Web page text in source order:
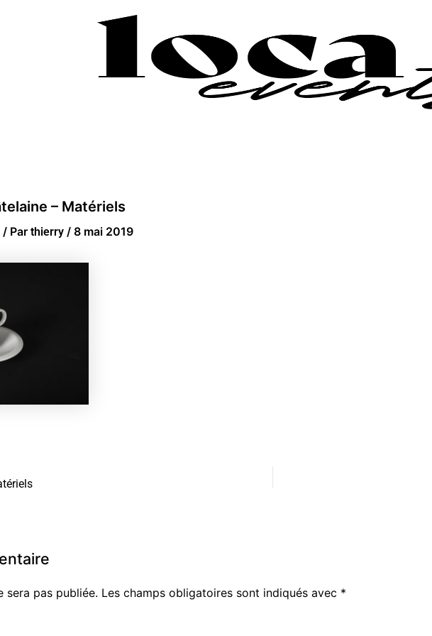
– Matériels
/ Par thierry / 8 mai 2019
sera pas publiée. Les champs obligatoires sont indiqués avec *